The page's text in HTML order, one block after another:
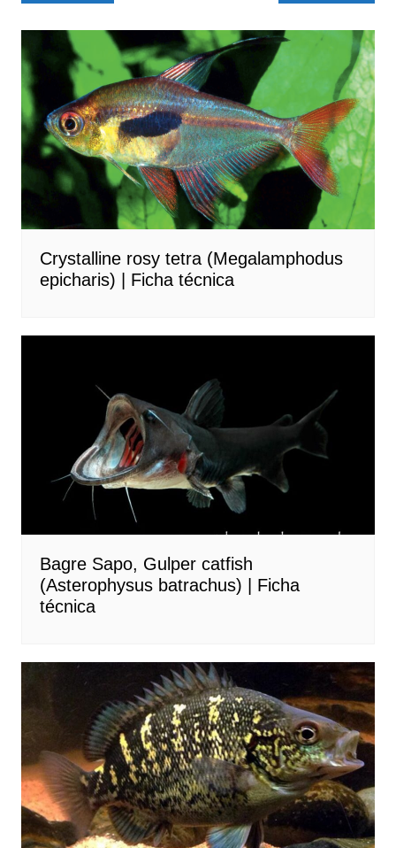
Post
Crystalline rosy tetra (Megalamphodus
epicharis) | Ficha técnica
Bagre Sapo, Gulper catfish
(Asterophysus batrachus) | Ficha
técnica